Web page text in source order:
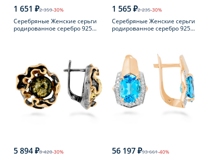
1 651 ₽2 359-30%
Серебряные Женские серьги
родированное серебро 925
1 565 ₽2 235-30%
Серебряные Женские серьги
родированное серебро 925
5 894 ₽8 420-30% 56 197 ₽93 661-40%